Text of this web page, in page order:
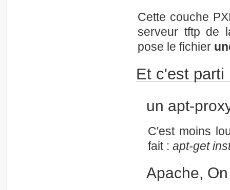
Cette couche
serveur tftp de
pose le fichier
Et c'est parti
un apt-
C'est moins
fait :apt-get
Apache,